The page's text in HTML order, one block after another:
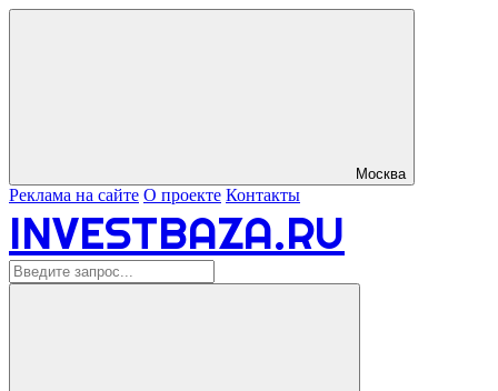
Москва
Реклама на сайте О проекте Контакты
INVESTBAZA.RU